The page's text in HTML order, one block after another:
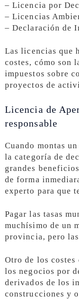
– Licencia por
– Licencias
– Declaración de
Las licencias que
costes, cómo son
impuestos sobre
proyectos de
Licencia de
responsable
Cuando montas
la categoría de
grandes
de forma
experto para que
Pagar las tasas
muchísimo de un
provincia, pero
Otro de los
los negocios por
derivados de los
construcciones y